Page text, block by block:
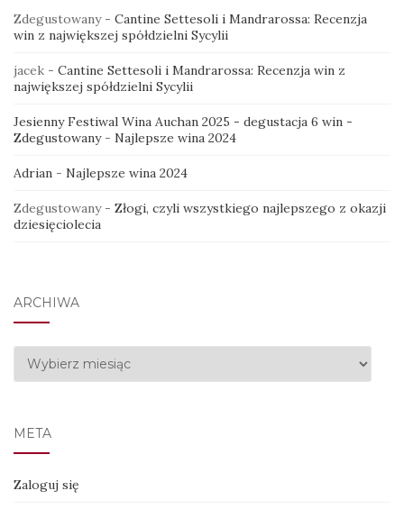
Zdegustowany- Cantine Settesoli i Mandrarossa: Recenzja
win z największej spółdzielni Sycylii
jacek - Cantine Settesoli i Mandrarossa: Recenzja win z
największej spółdzielni Sycylii
Jesienny Festiwal Wina Auchan 2025 - degustacja 6 win -
Zdegustowany- Najlepsze wina 2024
Adrian - Najlepsze wina 2024
Zdegustowany- Złogi, czyli wszystkiego najlepszego z okazji
dziesięciolecia
ARCHIWA
Archiwa
META
Zaloguj się